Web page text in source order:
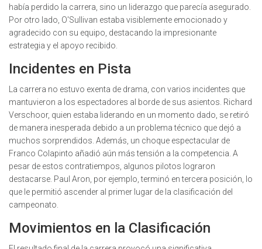
había perdido la carrera, sino un liderazgo que parecía asegurado.
Por otro lado, O'Sullivan estaba visiblemente emocionado y
agradecido con su equipo, destacando la impresionante
estrategia y el apoyo recibido.
Incidentes en Pista
La carrera no estuvo exenta de drama, con varios incidentes que
mantuvieron a los espectadores al borde de sus asientos. Richard
Verschoor, quien estaba liderando en un momento dado, se retiró
de manera inesperada debido a un problema técnico que dejó a
muchos sorprendidos. Además, un choque espectacular de
Franco Colapinto añadió aún más tensión a la competencia. A
pesar de estos contratiempos, algunos pilotos lograron
destacarse. Paul Aron, por ejemplo, terminó en tercera posición, lo
que le permitió ascender al primer lugar de la clasificación del
campeonato.
Movimientos en la Clasificación